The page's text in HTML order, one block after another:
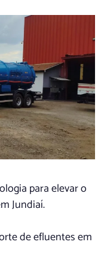
para elevar o
Jundiaí.
de efluentes em